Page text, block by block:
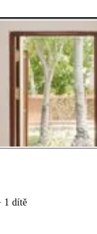
1 dítě